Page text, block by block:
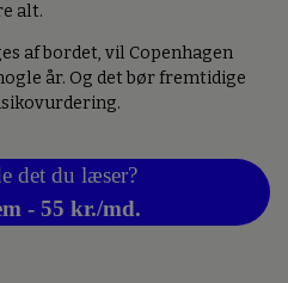
alt.
af bordet, vil Copenhagen
år. Og det bør fremtidige
det du læser?
- 55 kr./md.